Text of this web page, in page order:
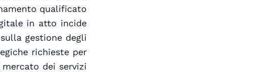
qualificato
in atto incide
gestione degli
richieste per
dei servizi